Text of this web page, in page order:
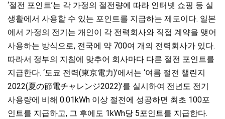
‘절전 포인트’는 각 가정의 절전량에 따라 인터넷 쇼핑 등 실
생활에서 사용할 수 있는 포인트를 지급하는 제도이다. 일본
에서 가정의 전기는 개인이 각 전력회사와 직접 계약을 맺어
사용하는 방식으로, 전국에 약 700여 개의 전력회사가 있다.
따라서 정부의 지침에 맞추어 회사마다 다른 절전 포인트를
지급한다. ‘도쿄 전력(東京電力)’에서는 ‘여름 절전 챌린지
2022(夏の節電チャレンジ2022)’를 실시하여 전년도 전기
사용량에 비해 0.01kWh 이상 절전에 성공하면 최초 100포
인트를 지급하고, 그 후에도 1kWh당 5포인트를 지급한다.